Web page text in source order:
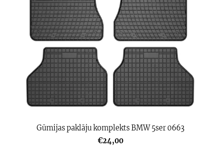
Gūmijas paklāju komplekts BMW 5ser 0663
€24,00